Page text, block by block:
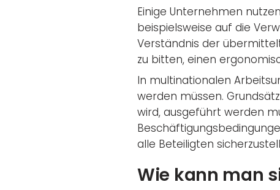
Einige Unternehmen
beispielsweise auf die
Verständnis der
zu bitten, einen
In multinationalen
werden müssen.
wird, ausgeführt werden
alle Beteiligten
Wie kann man